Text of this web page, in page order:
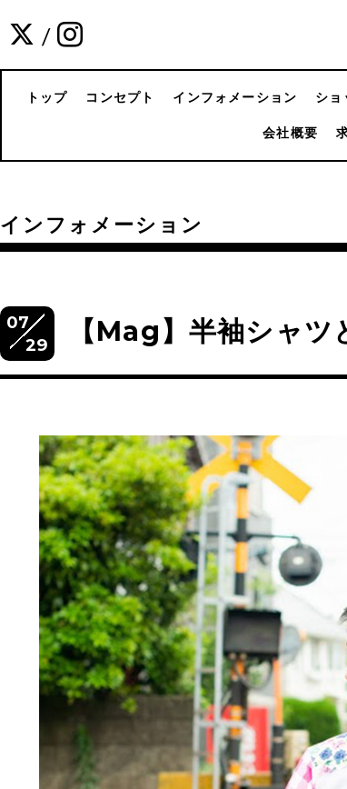
/
トップ コンセプト インフォメーション ショ
会社概要
インフォメーション
07
29
【Mag】半袖シャツ